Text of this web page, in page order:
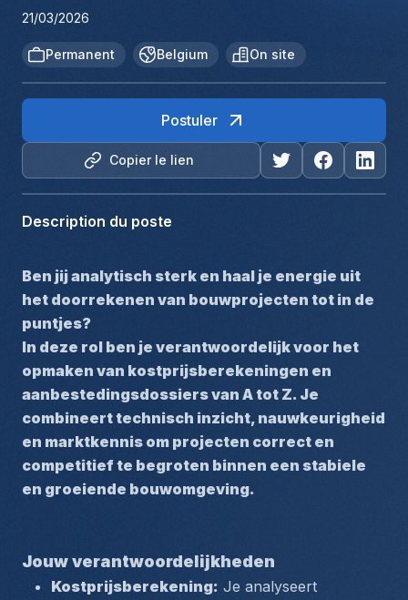
21/03/2026
Permanent Belgium On site
Copier le lien
Postuler
Description du poste
Ben jij analytisch sterk en haal je energie uit
het doorrekenen van bouwprojecten tot in de
puntjes?
In deze rol ben je verantwoordelijk voor het
opmaken van kostprijsberekeningen en
aanbestedingsdossiers van A tot Z. Je
combineert technisch inzicht, nauwkeurigheid
en marktkennis om projecten correct en
competitief te begroten binnen een stabiele
en groeiende bouwomgeving.
Jouw verantwoordelijkheden
Kostprijsberekening: